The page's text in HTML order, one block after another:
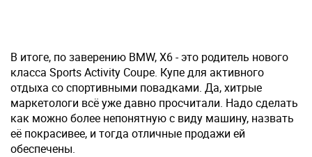
В итоге, по заверению BMW, X6 - это родитель нового
класса Sports Activity Coupe. Купе для активного
отдыха со спортивными повадками. Да, хитрые
маркетологи всё уже давно просчитали. Надо сделать
как можно более непонятную с виду машину, назвать
её покрасивее, и тогда отличные продажи ей
обеспечены.